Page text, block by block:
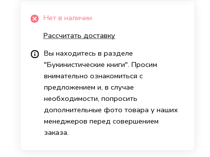
Нет в наличии
Рассчитать доставку
Вы находитесь в разделе
"Букинистические книги". Просим
внимательно ознакомиться с
предложением и, в случае
необходимости, попросить
дополнительные фото товара у наших
менеджеров перед совершением
заказа.